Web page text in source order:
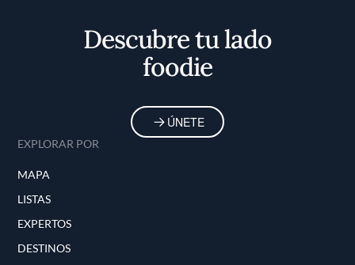
Descubre tu lado
foodie
ÚNETE
EXPLORAR POR
MAPA
LISTAS
EXPERTOS
DESTINOS